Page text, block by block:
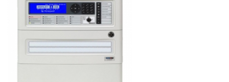
MIJN OSEC
CONTACT
INLOGGEN